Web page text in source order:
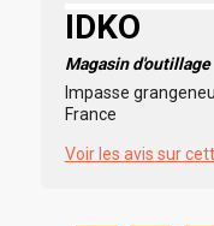
IDKO
Magasin d'outillage
Impasse
France
Voir les avis sur